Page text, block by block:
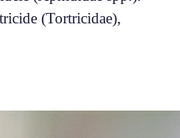
(Tortricidae),